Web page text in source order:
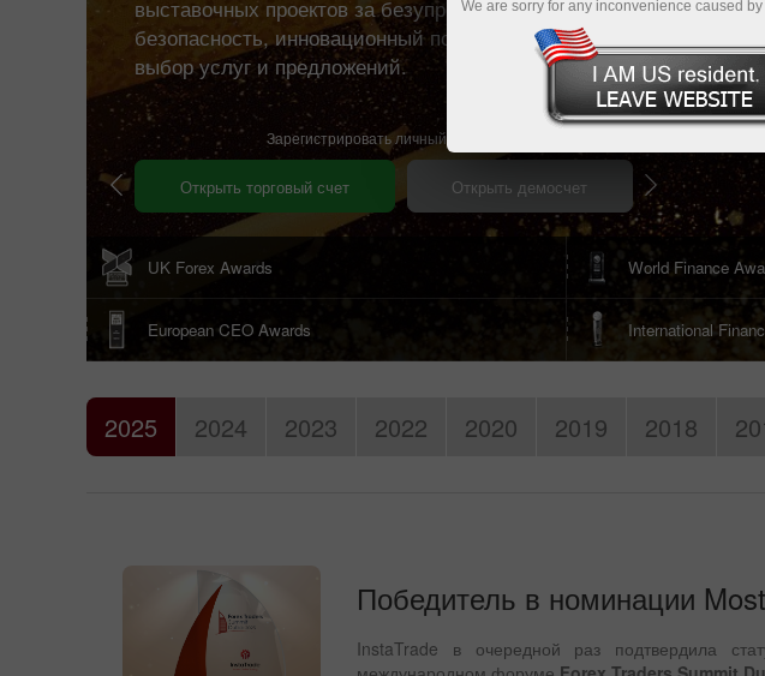
выставочных проектов за безупречное качество,
безопасность, инновационный подход и широкий
выбор услуг и предложений.
Зарегистрировать личный аккаунт
Открыть торговый счет Открыть демосчет
UK Forex Awards World Finance
European CEO Awards International
2025 2024 2023 2022 2020 2019 2018
Победитель в номинации
InstaTrade в очередной раз подтвердила
We are sorry for any inconvenience caused